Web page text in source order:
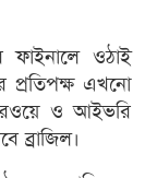
ওঠাই
প্রতিপক্ষ এখনো
ও আইভরি
ব্রাজিল।